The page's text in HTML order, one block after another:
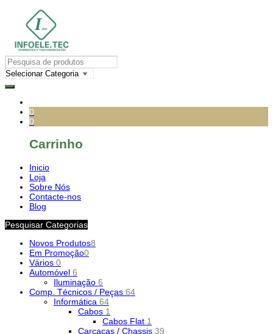
0
0
Carrinho
Inicio
Loja
Sobre Nós
Contacte-nos
Blog
Pesquisar Categorias
Novos Produtos8
Em Promoção0
Vários 0
Automóvel 6
Iluminação 6
Comp. Técnicos / Peças 64
Informática 64
Cabos 1
Cabos Flat 1
Carcaças / Chassis 39